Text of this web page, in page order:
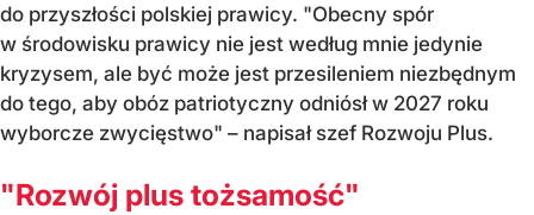
do przyszłości polskiej prawicy. "Obecny spór
w środowisku prawicy nie jest według mnie jedynie
kryzysem, ale być może jest przesileniem niezbędnym
do tego, aby obóz patriotyczny odniósł w 2027 roku
wyborcze zwycięstwo" – napisał szef Rozwoju Plus.
"Rozwój plus tożsamość"